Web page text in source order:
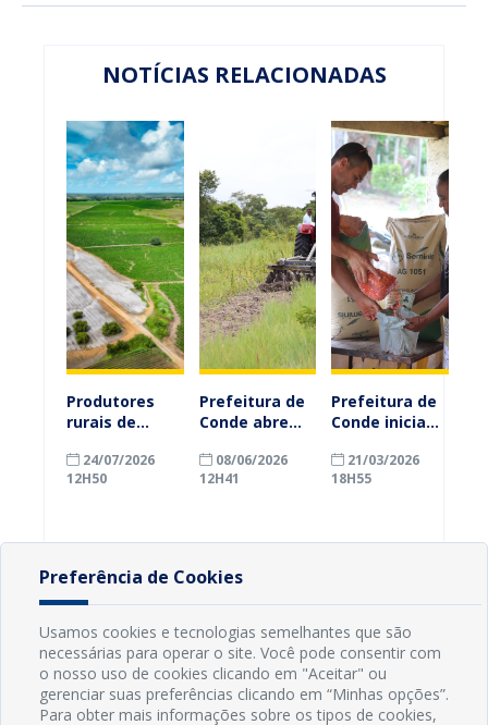
NOTÍCIAS RELACIONADAS
Produtores
rurais de
ganham mais
prazo para
declarar
rebanho
24/07/2026
12H50
Prefeitura de
Conde abre
para auxílio
emergencial
produtores
afetados
pelas chuvas
08/06/2026
12H41
Prefeitura de
Conde inicia
sementes de
milho e
homem do
21/03/2026
18H55
Preferência de Cookies
Usamos cookies e tecnologias semelhantes que são
necessárias para operar o site. Você pode consentir com
o nosso uso de cookies clicando em "Aceitar" ou
gerenciar suas preferências clicando em “Minhas opções”.
Para obter mais informações sobre os tipos de cookies,